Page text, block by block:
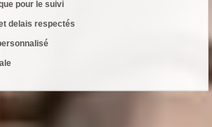
pour le suivi
delais respectés